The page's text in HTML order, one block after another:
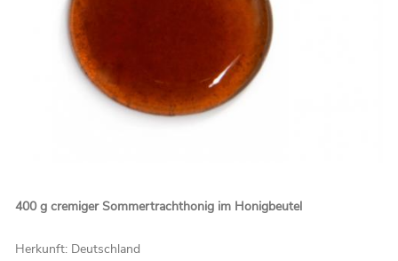
400 g cremiger Sommertrachthonig im Honigbeutel
Herkunft: Deutschland